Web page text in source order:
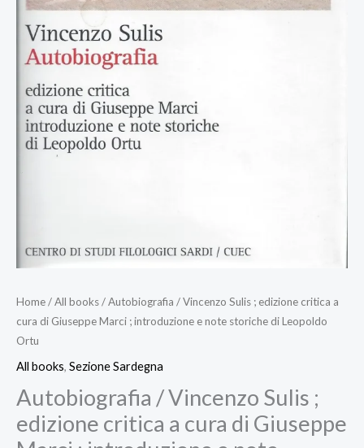
Home/All books/ Autobiografia / Vincenzo Sulis ; edizione critica a
cura di Giuseppe Marci ; introduzione e note storiche di Leopoldo
Ortu
All books, Sezione Sardegna
Autobiografia / Vincenzo Sulis ;
edizione critica a cura di Giuseppe